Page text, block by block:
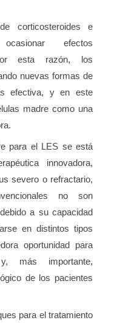
corticosteroides e
efectos
esta razón, los
nuevas formas de
efectiva, y en este
madre como una
para el LES se está
innovadora,
severo o refractario,
no son
a su capacidad
en distintos tipos
oportunidad para
más importante,
de los pacientes
para el tratamiento